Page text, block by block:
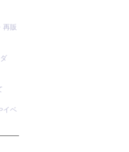
再販
イベ